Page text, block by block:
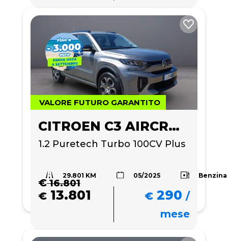
VALORE FUTURO GARANTITO
CITROEN C3 AIRCROSS
1.2 Puretech Turbo 100CV Plus
29.801 KM 05/2025 Benzina
€16.801
€ 13.801 € 290 /
mese